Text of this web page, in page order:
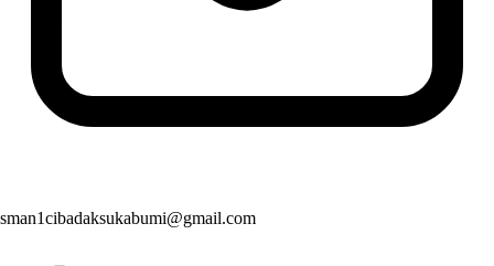
sman1cibadaksukabumi@gmail.com